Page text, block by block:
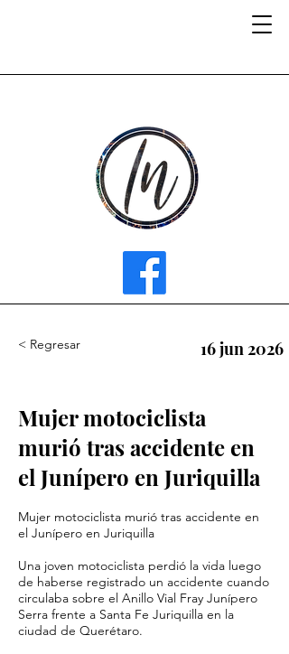
< Regresar 16 jun 2026
Mujer motociclista
murió tras accidente en
el Junípero en Juriquilla
Mujer motociclista murió tras accidente en
el Junípero en Juriquilla
Una joven motociclista perdió la vida luego
de haberse registrado un accidente cuando
circulaba sobre el Anillo Vial Fray Junípero
Serra frente a Santa Fe Juriquilla en la
ciudad de Querétaro.